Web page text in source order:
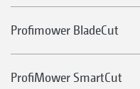
Profimower BladeCut
ProfiMower SmartCut